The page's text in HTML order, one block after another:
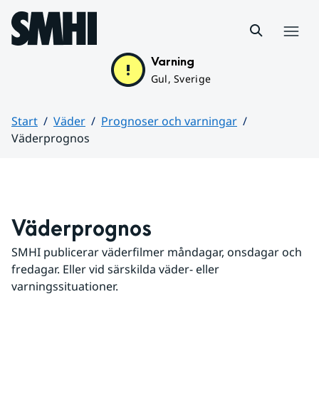
Hoppa till sidans innehåll
Varning
Gul, Sverige
Start Väder
Prognoser och varningar
Väderprognos
Väderprognos
SMHI publicerar väderfilmer måndagar, onsdagar och
fredagar. Eller vid särskilda väder- eller
varningssituationer.